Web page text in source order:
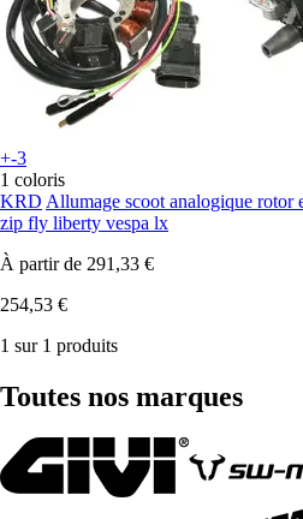
+-3
1 coloris
KRD Allumage scoot analogique rotor
zip fly liberty vespa lx
À partir de 291,33 €
254,53 €
1 sur 1 produits
Toutes nos marques